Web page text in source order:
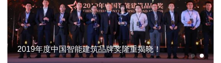
2019年度中国智能建筑品牌奖隆重揭晓！